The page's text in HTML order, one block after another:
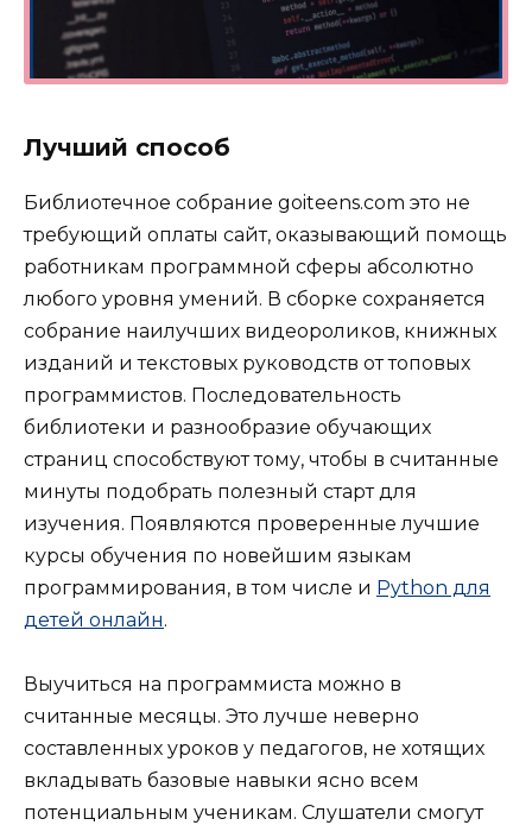
Лучший способ
Библиотечное собрание goiteens.com это не
требующий оплаты сайт, оказывающий помощь
работникам программной сферы абсолютно
любого уровня умений. В сборке сохраняется
собрание наилучших видеороликов, книжных
изданий и текстовых руководств от топовых
программистов. Последовательность
библиотеки и разнообразие обучающих
страниц способствуют тому, чтобы в считанные
минуты подобрать полезный старт для
изучения. Появляются проверенные лучшие
курсы обучения по новейшим языкам
программирования, в том числе и Python для
детей онлайн.
Выучиться на программиста можно в
считанные месяцы. Это лучше неверно
составленных уроков у педагогов, не хотящих
вкладывать базовые навыки ясно всем
потенциальным ученикам. Слушатели смогут